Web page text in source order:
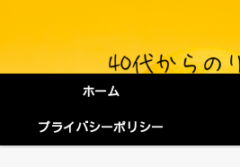
ホーム
プライバシーポリシー